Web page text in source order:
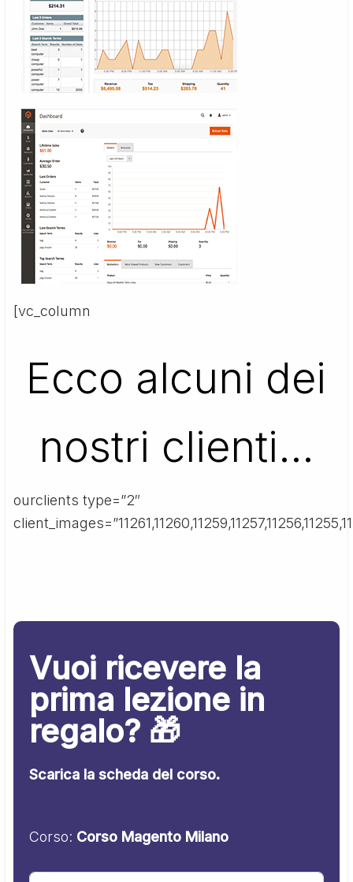
[vc_column
Ecco alcuni dei
nostri clienti…
ourclients type=”2″
Vuoi ricevere la
prima lezione in
regalo? 🎁
Scarica la scheda del corso.
Corso: Corso Magento Milano